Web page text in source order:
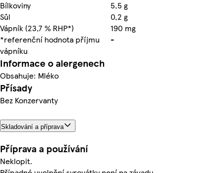
Bílkoviny
5,5 g
Sůl
0,2 g
Vápník (23,7 % RHP*)
190 mg
*referenční hodnota příjmu
vápníku
-
Informace o alergenech
Obsahuje: Mléko
Přísady
Bez Konzervanty
Skladování a příprava
Příprava a používání
Neklopit.